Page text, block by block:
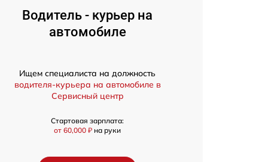
Водитель - курьер на
автомобиле
Ищем специалиста на должность
водителя-курьера на автомобиле в
Сервисный центр
Стартовая зарплата:
от 60,000 ₽ на руки